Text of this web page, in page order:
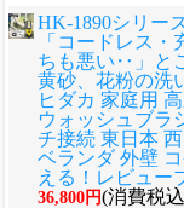
HK-1890シリー
「コードレス
ちも悪い‥」と
黄砂、花粉の洗
ヒダカ 家庭用
ウォッシュブラ
チ接続 東日本
ベランダ 外壁
える！レビュー
36,800円(消費税